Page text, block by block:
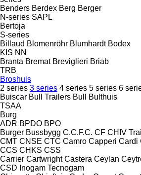
Benders Berdex Berg Berger
N-series SAPL
Bertoja
S-series
Billaud Blomenröhr Blumhardt Bodex
KIS NN
Branta Bremat Breviglieri Briab
TRB
Broshuis
2 series 3 series 4 series 5 series 6
Buiscar Bull Trailers Bull
Bulthuis
TSAA
Burg
ADR BPDO BPO
Burger Bussbygg C.C.F.C. CF CHIV
CMT CNSE CTC Camro Capperi Cardi
CCS CHKS CSS
Carrier Cartwright Castera Ceylan
CSD Inogam Tecnogam